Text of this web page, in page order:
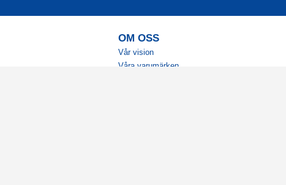
OM OSS
Vår vision
Våra varumärken